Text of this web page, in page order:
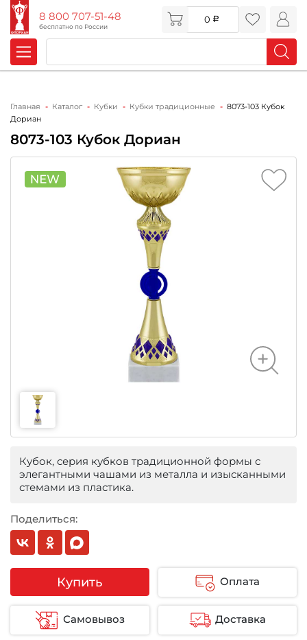
8 800 707-51-48
бесплатно по России
0
Главная Каталог Кубки Кубки традиционные
8073-103 Кубок
Дориан
8073-103 Кубок Дориан
Кубок, серия кубков традиционной формы с
элегантными чашами из металла и изысканными
стемами из пластика.
Поделиться:
Купить Оплата
Самовывоз Доставка